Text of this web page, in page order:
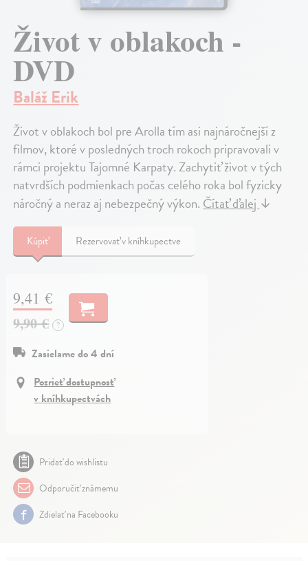
Život v oblakoch -
DVD
Baláž Erik
Život v oblakoch bol pre Arolla tím asi najnáročnejší z
filmov, ktoré v posledných troch rokoch pripravovali v
rámci projektu Tajomné Karpaty. Zachytiť život v tých
natvrdších podmienkach počas celého roka bol fyzicky
náročný a neraz aj nebezpečný výkon.Čítať ďalej↓
Kúpiť Rezervovať v kníhkupectve
9,41 €
9,90 € ?
Zasielame do 4 dní
Pozrieť dostupnosť
v kníhkupectvách
Pridať do wishlistu
Odporučiť známemu
Zdielať na Facebooku